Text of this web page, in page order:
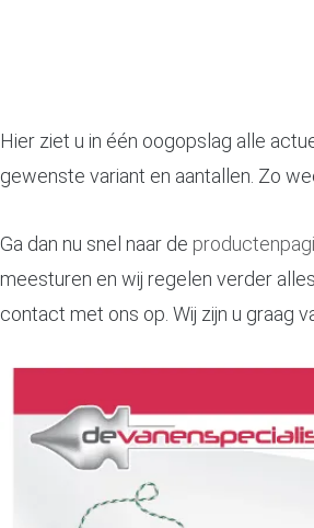
Hier ziet u in één oogopslag alle
gewenste variant en aantallen. Zo
Ga dan nu snel naar de
meesturen en wij regelen verder
contact met ons op. Wij zijn u graag